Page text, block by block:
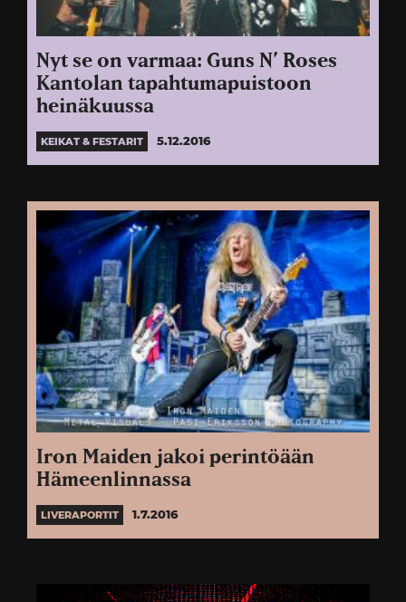
Nyt se on varmaa: Guns N’ Roses
Kantolan tapahtumapuistoon
heinäkuussa
KEIKAT & FESTARIT 5.12.2016
Iron Maiden jakoi perintöään
Hämeenlinnassa
LIVERAPORTIT 1.7.2016